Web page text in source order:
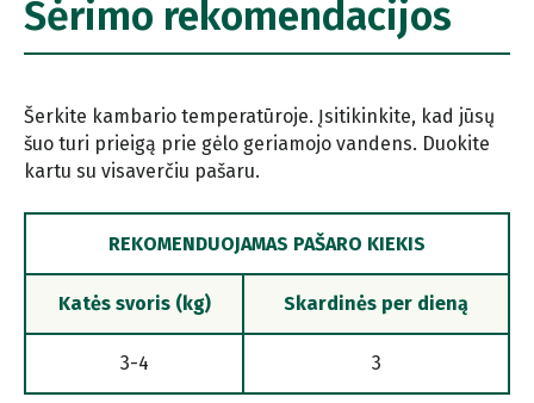
Šėrimo rekomendacijos
Šerkite kambario temperatūroje. Įsitikinkite, kad jūsų
šuo turi prieigą prie gėlo geriamojo vandens. Duokite
kartu su visaverčiu pašaru.
REKOMENDUOJAMAS PAŠARO KIEKIS
Katės svoris (kg) Skardinės per dieną
3-4 3